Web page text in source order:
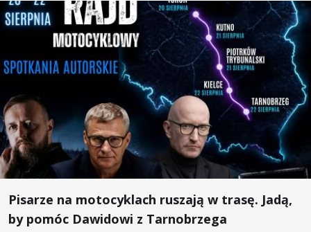
Pisarze na motocyklach ruszają w trasę. Jadą,
by pomóc Dawidowi z Tarnobrzega